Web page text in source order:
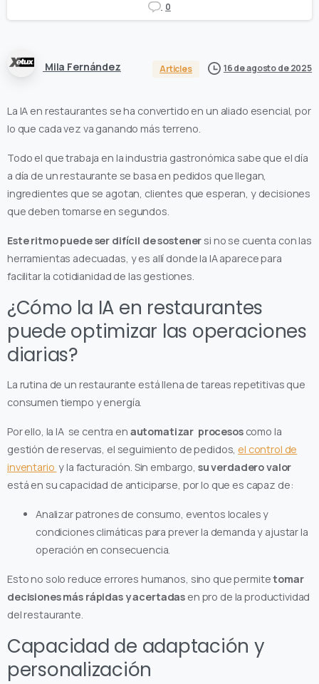
0
Mila Fernández Articles 16 de agosto de 2025
La IA en restaurantes se ha convertido en un aliado esencial, por
lo que cada vez va ganando más terreno.
Todo el que trabaja en la industria gastronómica sabe que el día
a día de un restaurante se basa en pedidos que llegan,
ingredientes que se agotan, clientes que esperan, y decisiones
que deben tomarse en segundos.
Este ritmo puede ser difícil de sostener si no se cuenta con las
herramientas adecuadas, y es allí donde la IA aparece para
facilitar la cotidianidad de las gestiones.
¿Cómo la IA en restaurantes
puede optimizar las operaciones
diarias?
La rutina de un restaurante está llena de tareas repetitivas que
consumen tiempo y energía.
Por ello, la IA se centra en automatizar procesoscomo la
gestión de reservas, el seguimiento de pedidos, el control de
inventario y la facturación. Sin embargo, su verdadero valor
está en su capacidad de anticiparse, por lo que es capaz de:
Analizar patrones de consumo, eventos locales y
condiciones climáticas para prever la demanda y ajustar la
operación en consecuencia.
Esto no solo reduce errores humanos, sino que permitetomar
decisiones más rápidas y acertadas en pro de la productividad
del restaurante.
Capacidad de adaptación y
personalización